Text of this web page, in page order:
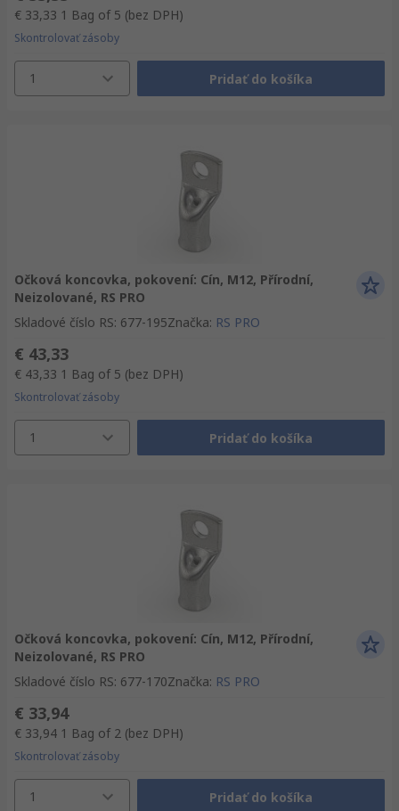
€ 33,33 1 Bag of 5 (bez DPH)
Skontrolovať zásoby
1 Pridať do košíka
Očková koncovka, pokovení: Cín, M12, Přírodní,
Neizolované, RS PRO
Skladové číslo RS: 677-195Značka: RS PRO
€ 43,33
€ 43,33 1 Bag of 5 (bez DPH)
Skontrolovať zásoby
1 Pridať do košíka
Očková koncovka, pokovení: Cín, M12, Přírodní,
Neizolované, RS PRO
Skladové číslo RS: 677-170Značka: RS PRO
€ 33,94
€ 33,94 1 Bag of 2 (bez DPH)
Skontrolovať zásoby
1 Pridať do košíka